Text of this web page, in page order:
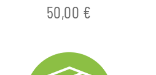
50,00 €